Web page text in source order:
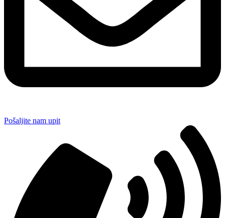
Pošaljite nam upit